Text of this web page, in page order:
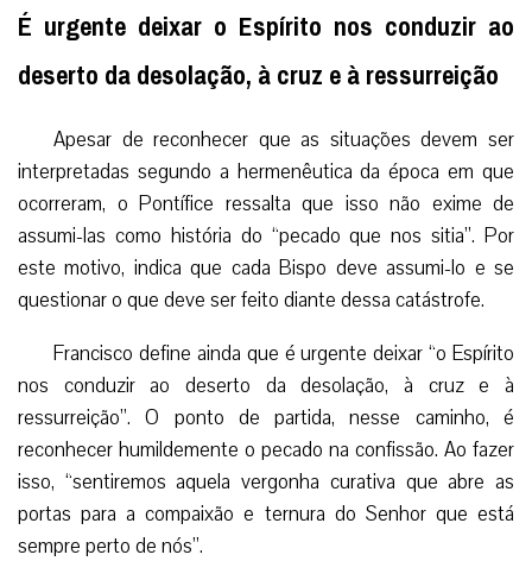
É urgente deixar o Espírito nos conduzir ao
deserto da desolação, à cruz e à ressurreição
Apesar de reconhecer que as situações devem ser
interpretadas segundo a hermenêutica da época em que
ocorreram, o Pontífice ressalta que isso não exime de
assumi-las como história do “pecado que nos sitia”. Por
este motivo, indica que cada Bispo deve assumi-lo e se
questionar o que deve ser feito diante dessa catástrofe.
Francisco define ainda que é urgente deixar “o Espírito
nos conduzir ao deserto da desolação, à cruz e à
ressurreição”. O ponto de partida, nesse caminho, é
reconhecer humildemente o pecado na confissão. Ao fazer
isso, “sentiremos aquela vergonha curativa que abre as
portas para a compaixão e ternura do Senhor que está
sempre perto de nós”.